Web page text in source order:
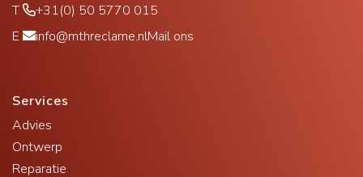
T
+31(0) 50 5770 015
E
info@mthreclame.nlMail ons
Services
Advies
Ontwerp
Reparatie